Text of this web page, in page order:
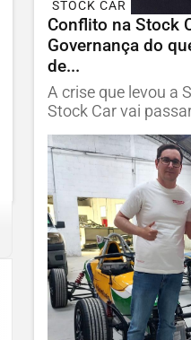
STOCK CAR
Conflito na Stock
Governança do
de...
A crise que levou a
Stock Car vai